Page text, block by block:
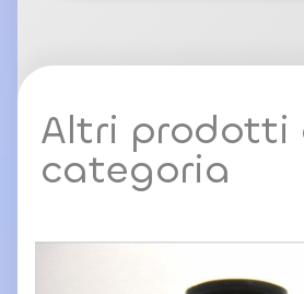
Altri prodotti
categoria